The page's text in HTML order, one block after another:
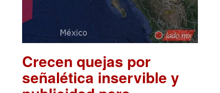
Crecen quejas por
señalética inservible y